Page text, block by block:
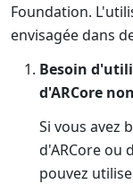
Foundation.
envisagée dans
Besoin
d'ARCore
Si vous avez
d'ARCore ou
pouvez